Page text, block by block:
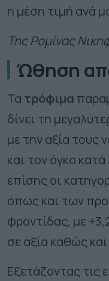
η μέση τιμή ανά
Της Ρομίνας
Ώθηση
Τα τρόφιμα
δίνει τη
με την αξία τους
και τον όγκο
επίσης οι
όπως και των
φροντίδας, με
σε αξία καθώς
Εξετάζοντας τις